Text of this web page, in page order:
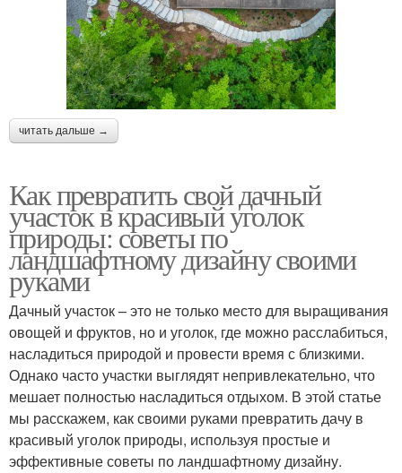
читать дальше →
Как превратить свой дачный
участок в красивый уголок
природы: советы по
ландшафтному дизайну своими
руками
Дачный участок – это не только место для выращивания
овощей и фруктов, но и уголок, где можно расслабиться,
насладиться природой и провести время с близкими.
Однако часто участки выглядят непривлекательно, что
мешает полностью насладиться отдыхом. В этой статье
мы расскажем, как своими руками превратить дачу в
красивый уголок природы, используя простые и
эффективные советы по ландшафтному дизайну.